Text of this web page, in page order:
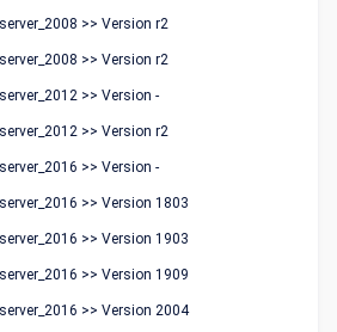
>> Version r2
>> Version r2
>> Version -
>> Version r2
>> Version -
>> Version 1803
>> Version 1903
>> Version 1909
>> Version 2004